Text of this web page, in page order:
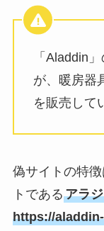
「Aladdin
が、暖房器
を販売して
偽サイトの特
トであるアラ
https://